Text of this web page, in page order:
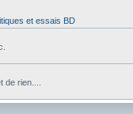
et essais BD
rien....